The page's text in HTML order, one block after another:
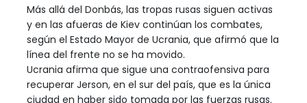
Más allá del Donbás, las tropas rusas siguen activas
y en las afueras de Kiev continúan los combates,
según el Estado Mayor de Ucrania, que afirmó que la
línea del frente no se ha movido.
Ucrania afirma que sigue una contraofensiva para
recuperar Jerson, en el sur del país, que es la única
ciudad en haber sido tomada por las fuerzas rusas.